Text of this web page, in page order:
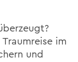
im
und